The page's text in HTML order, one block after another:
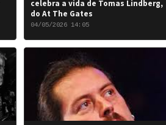
celebra a vida de Tomas Lindberg,
do At The Gates
04/05/2026 14:05